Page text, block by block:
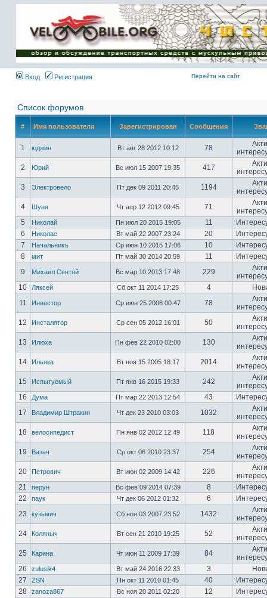
Имя пользователя:
Пароль:
{ LOG_ME_IN_SHORT
}
Вход
Регистрация Перейти на сайт
Список форумов
# Имя пользователя Зарегистрирован Сообщения
1 юджин Вт авг 28 2012 10:12 78
2
Юрий Вс июл 15 2007 19:35 417
3
Электровело Пт дек 09 2011 20:45 1194
4
Шуня Чт апр 12 2012 09:45 71
5
Николай Пн июл 20 2015 19:05 11
6
Николас Вт май 22 2007 23:24 20
7
Начальникъ Ср июн 10 2015 17:06 10
8
мит Пт май 30 2014 20:59 11
9
Михаил Сентяй Вс мар 10 2013 17:48 229
10
Ляксей Сб окт 11 2014 17:25 4
11
Инвестор Ср июн 25 2008 00:47 78
12
Инсталятор Ср сен 05 2012 16:01 50
13
Илюха Пн фев 22 2010 02:00 130
14
Ильяка Вт ноя 15 2005 18:17 2014
15
Испытуемый Пт янв 16 2015 19:33 242
16
Дума Пт мар 22 2013 12:54 43
17
Владимир Штракин Чт дек 23 2010 03:03 1032
18
велосипедист Пн янв 02 2012 12:49 118
19
Вазач Ср окт 06 2010 23:37 254
20
Петрович Вт июн 02 2009 14:42 226
21
перун Вс фев 09 2014 07:39 8
22
паук Чт дек 06 2012 01:32 6
23
кузьмич Сб ноя 03 2007 23:52 1432
24
Коляныч Вт сен 21 2010 19:25 52
25
Карина Чт июн 11 2009 17:39 84
26
zulusik4 Вт май 24 2016 22:33 3
27
ZSN Пн окт 11 2010 01:45 40
28
zanoza867 Вс ноя 20 2011 02:20 12